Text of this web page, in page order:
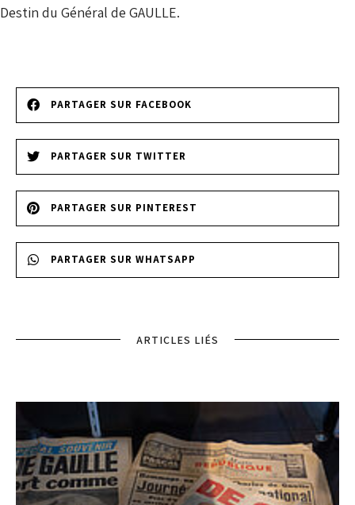
Destin du Général de GAULLE.
PARTAGER SUR FACEBOOK
PARTAGER SUR TWITTER
PARTAGER SUR PINTEREST
PARTAGER SUR WHATSAPP
ARTICLES LIÉS